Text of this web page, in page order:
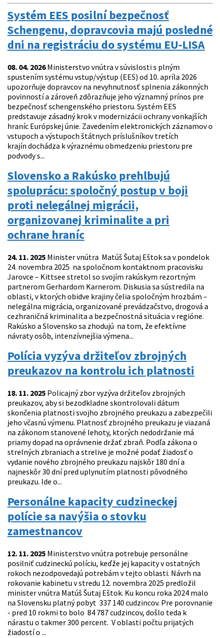
Systém EES posilní bezpečnosť
Schengenu, dopravcovia majú posledné
dni na registráciu do systému EU-LISA
08. 04. 2026Ministerstvo vnútra v súvislosti s plným
spustením systému vstup/výstup (EES) od 10. apríla 2026
upozorňuje dopravcov na nevyhnutnosť splnenia zákonných
povinností a zároveň zdôrazňuje jeho významný prínos pre
bezpečnosť schengenského priestoru. Systém EES
predstavuje zásadný krok v modernizácii ochrany vonkajších
hraníc Európskej únie. Zavedením elektronických záznamov o
vstupoch a výstupoch štátnych príslušníkov tretích
krajín dochádza k výraznému obmedzeniu priestoru pre
podvody s...
Slovensko a Rakúsko prehlbujú
spoluprácu: spoločný postup v boji
proti nelegálnej migrácii,
organizovanej kriminalite a pri
ochrane hraníc
24. 11. 2025 Minister vnútra Matúš Šutaj Eštok sa v pondelok
24. novembra 2025 na spoločnom kontaktnom pracovisku
Jarovce – Kittsee stretol so svojím rakúskym rezortným
partnerom Gerhardom Karnerom. Diskusia sa sústredila na
oblasti, v ktorých obidve krajiny čelia spoločným hrozbám –
nelegálna migrácia, organizované prevádzačstvo, drogová a
cezhraničná kriminalita a bezpečnostná situácia v regióne.
Rakúsko a Slovensko sa zhodujú na tom, že efektívne
návraty osôb, intenzívnejšia výmena...
Polícia vyzýva držiteľov zbrojných
preukazov na kontrolu ich platnosti
18. 11. 2025 Policajný zbor vyzýva držiteľov zbrojných
preukazov, aby si bezodkladne skontrolovali dátum
skončenia platnosti svojho zbrojného preukazu a zabezpečili
jeho včasnú výmenu. Platnosť zbrojného preukazu je viazaná
na zákonom stanovené lehoty, ktorých nedodržanie má
priamy dopad na oprávnenie držať zbraň. Podľa zákona o
strelných zbraniach a strelive je možné podať žiadosť o
vydanie nového zbrojného preukazu najskôr 180 dní a
najneskôr 30 dní pred uplynutím platnosti pôvodného
preukazu. Ide o...
Personálne kapacity cudzineckej
polície sa navýšia o stovku
zamestnancov
12. 11. 2025 Ministerstvo vnútra potrebuje personálne
posilniť cudzineckú políciu, keďže jej kapacity v ostatných
rokoch nezodpovedajú potrebám v tejto oblasti. Návrh na
rokovanie kabinetu v stredu 12. novembra 2025 predložil
minister vnútra Matúš Šutaj Eštok. Ku koncu roka 2024 malo
na Slovensku platný pobyt 337 140 cudzincov. Pre porovnanie
- pred 10 rokmi to bolo 84 787 cudzincov, došlo teda k
nárastu o takmer 300 percent. V oblasti počtu prijatých
žiadostí o ...